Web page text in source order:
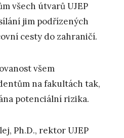
všech útvarů UJEP
jim podřízených
cesty do zahraničí.
všem
na fakultách tak,
potenciální rizika.
Ph.D., rektor UJEP